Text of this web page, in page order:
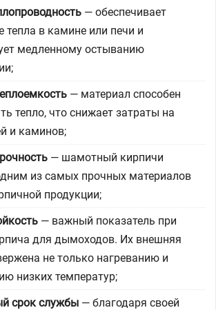
— обеспечивает
тепла в камине или печи и
медленному остыванию
— материал способен
тепло, что снижает затраты на
и каминов;
— шамотный кирпичи
из самых прочных материалов
продукции;
— важный показатель при
для дымоходов. Их внешняя
не только нагреванию и
низких температур;
срок службы — благодаря своей